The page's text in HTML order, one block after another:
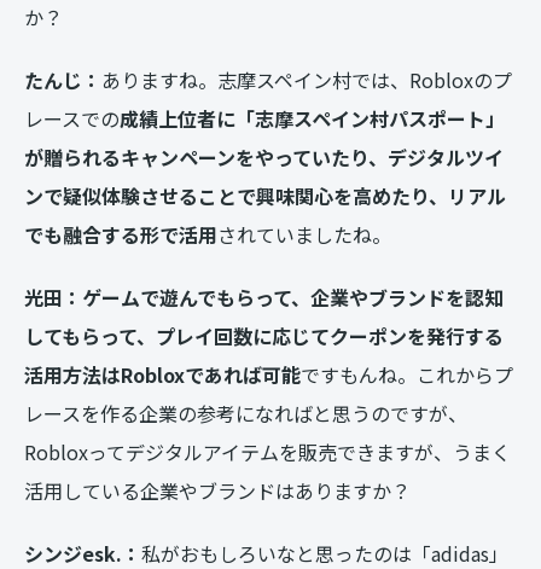
か？
たんじ： ありますね。志摩スペイン村では、Robloxのプ
レースでの成績上位者に「志摩スペイン村パスポート」
が贈られるキャンペーンをやっていたり、 デジタルツイ
ンで疑似体験させることで興味関心を高めたり、リアル
でも融合する形で活用されていましたね。
光田：ゲームで遊んでもらって、企業やブランドを認知
してもらって、プレイ回数に応じてクーポンを発行する
活用方法はRobloxであれば可能ですもんね。これからプ
レースを作る企業の参考になればと思うのですが、
Robloxってデジタルアイテムを販売できますが、うまく
活用している企業やブランドはありますか？
シンジesk.： 私がおもしろいなと思ったのは「adidas」